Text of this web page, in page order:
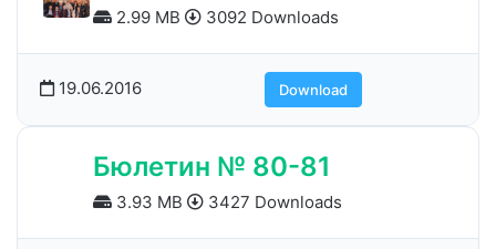
2.99 MB 3092 Downloads
19.06.2016 Download
Бюлетин № 80-81
3.93 MB 3427 Downloads